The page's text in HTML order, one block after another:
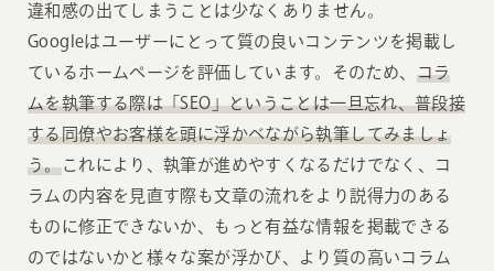
違和感の出てしまうことは少なくありません。
Googleはユーザーにとって質の良いコンテンツを掲載し
ているホームページを評価しています。そのため、 コラ
ムを執筆する際は「SEO」ということは一旦忘れ、普段接
する同僚やお客様を頭に浮かべながら執筆してみましょ
う。これにより、執筆が進めやすくなるだけでなく、コ
ラムの内容を見直す際も文章の流れをより説得力のある
ものに修正できないか、もっと有益な情報を掲載できる
のではないかと様々な案が浮かび、より質の高いコラム